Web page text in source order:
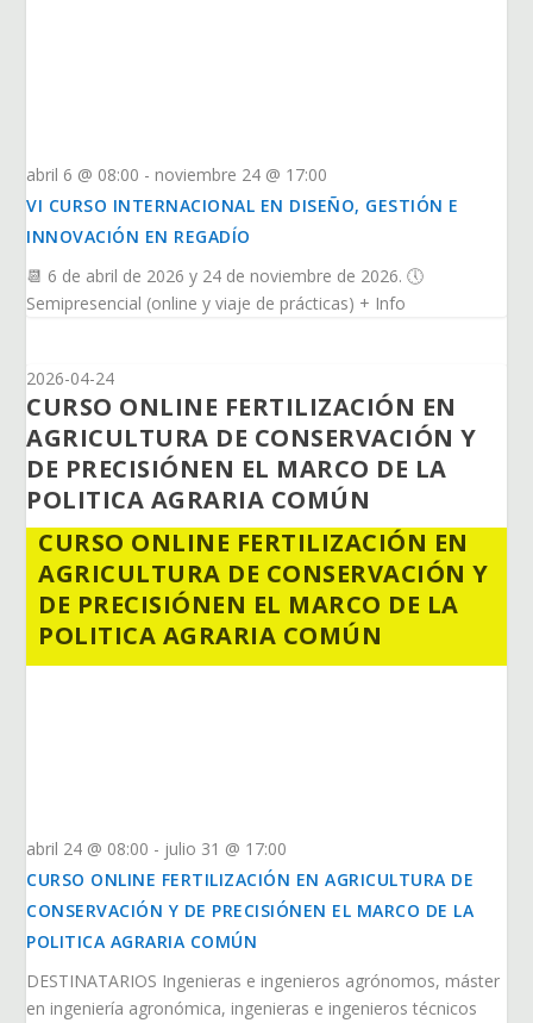
abril 6 @ 08:00 - noviembre 24 @ 17:00
VI CURSO INTERNACIONAL EN DISEÑO, GESTIÓN E
INNOVACIÓN EN REGADÍO
📆 6 de abril de 2026 y 24 de noviembre de 2026. 🕔
Semipresencial (online y viaje de prácticas) + Info
2026-04-24
CURSO ONLINE FERTILIZACIÓN EN
AGRICULTURA DE CONSERVACIÓN Y
DE PRECISIÓNEN EL MARCO DE LA
POLITICA AGRARIA COMÚN
CURSO ONLINE FERTILIZACIÓN EN
AGRICULTURA DE CONSERVACIÓN Y
DE PRECISIÓNEN EL MARCO DE LA
POLITICA AGRARIA COMÚN
abril 24 @ 08:00 - julio 31 @ 17:00
CURSO ONLINE FERTILIZACIÓN EN AGRICULTURA DE
CONSERVACIÓN Y DE PRECISIÓNEN EL MARCO DE LA
POLITICA AGRARIA COMÚN
DESTINATARIOS Ingenieras e ingenieros agrónomos, máster
en ingeniería agronómica, ingenieras e ingenieros técnicos